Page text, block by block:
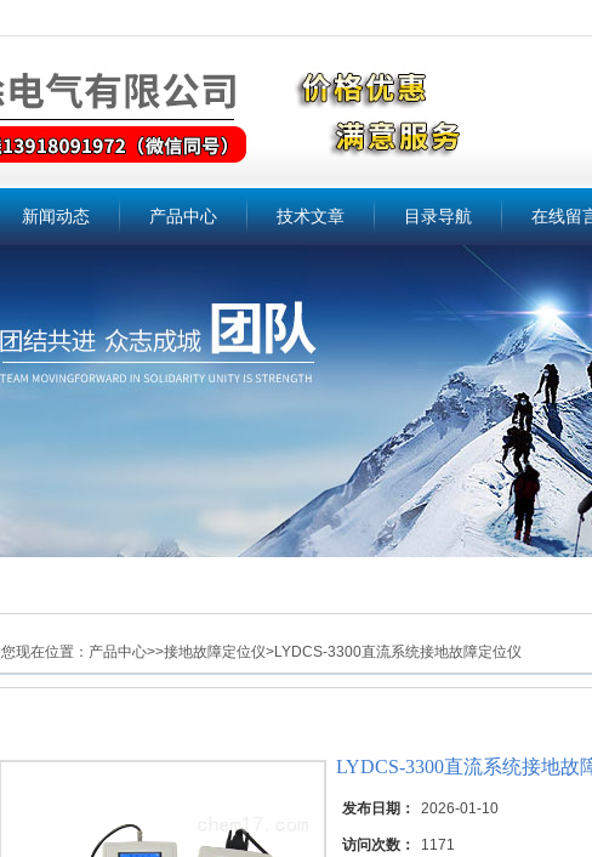
新闻动态 产品中心 技术文章 目录导航 在线留
您现在位置： 产品中心>>接地故障定位仪>LYDCS-3300直流系统接地故障定位仪
LYDCS-3300直流系统接地故
发布日期： 2026-01-10
访问次数： 1171